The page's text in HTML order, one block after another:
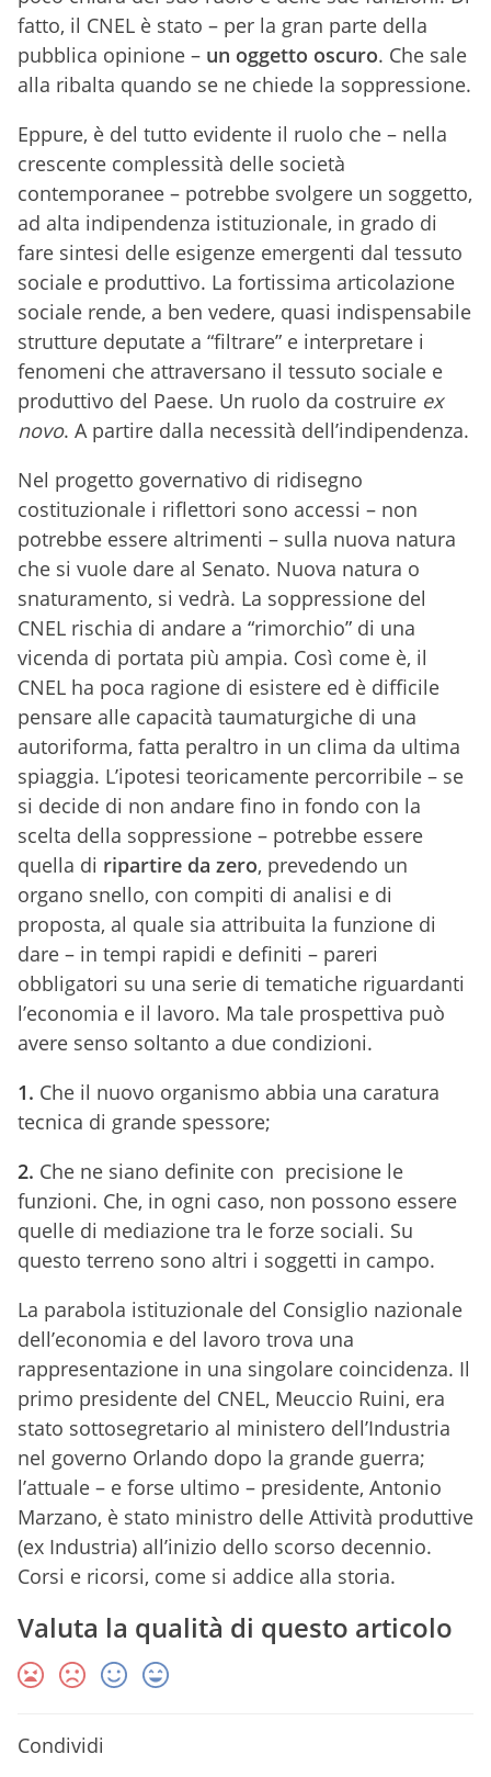
fatto, il CNEL è stato – per la gran parte della
pubblica opinione – un oggetto oscuro. Che sale
alla ribalta quando se ne chiede la soppressione.
Eppure, è del tutto evidente il ruolo che – nella
crescente complessità delle società
contemporanee – potrebbe svolgere un soggetto,
ad alta indipendenza istituzionale, in grado di
fare sintesi delle esigenze emergenti dal tessuto
sociale e produttivo. La fortissima articolazione
sociale rende, a ben vedere, quasi indispensabile
strutture deputate a “filtrare” e interpretare i
fenomeni che attraversano il tessuto sociale e
produttivo del Paese. Un ruolo da costruire ex
novo. A partire dalla necessità dell’indipendenza.
Nel progetto governativo di ridisegno
costituzionale i riflettori sono accessi – non
potrebbe essere altrimenti – sulla nuova natura
che si vuole dare al Senato. Nuova natura o
snaturamento, si vedrà. La soppressione del
CNEL rischia di andare a “rimorchio” di una
vicenda di portata più ampia. Così come è, il
CNEL ha poca ragione di esistere ed è difficile
pensare alle capacità taumaturgiche di una
autoriforma, fatta peraltro in un clima da ultima
spiaggia. L’ipotesi teoricamente percorribile – se
si decide di non andare fino in fondo con la
scelta della soppressione – potrebbe essere
quella di ripartire da zero, prevedendo un
organo snello, con compiti di analisi e di
proposta, al quale sia attribuita la funzione di
dare – in tempi rapidi e definiti – pareri
obbligatori su una serie di tematiche riguardanti
l’economia e il lavoro. Ma tale prospettiva può
avere senso soltanto a due condizioni.
1. Che il nuovo organismo abbia una caratura
tecnica di grande spessore;
2. Che ne siano definite con precisione le
funzioni. Che, in ogni caso, non possono essere
quelle di mediazione tra le forze sociali. Su
questo terreno sono altri i soggetti in campo.
La parabola istituzionale del Consiglio nazionale
dell’economia e del lavoro trova una
rappresentazione in una singolare coincidenza. Il
primo presidente del CNEL, Meuccio Ruini, era
stato sottosegretario al ministero dell’Industria
nel governo Orlando dopo la grande guerra;
l’attuale – e forse ultimo – presidente, Antonio
Marzano, è stato ministro delle Attività produttive
(ex Industria) all’inizio dello scorso decennio.
Corsi e ricorsi, come si addice alla storia.
Valuta la qualità di questo articolo
Condividi